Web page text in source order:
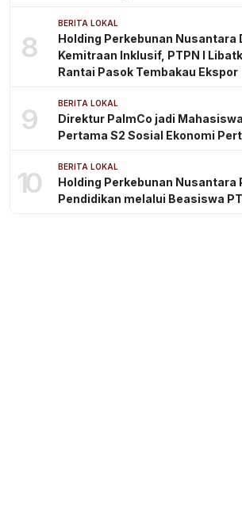
8
BERITA LOKAL
Holding Perkebunan Nusantara
Kemitraan Inklusif, PTPN I
Rantai Pasok Tembakau Ekspor
9 BERITA LOKAL
Direktur PalmCo jadi
Pertama S2 Sosial Ekonomi
10 BERITA LOKAL
Holding Perkebunan Nusantara
Pendidikan melalui Beasiswa